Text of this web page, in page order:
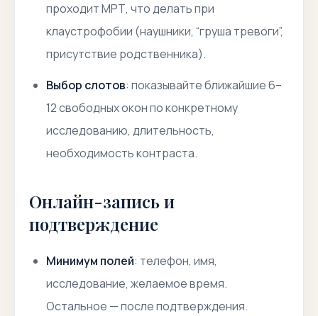
проходит МРТ, что делать при
клаустрофобии (наушники, “груша тревоги”,
присутствие родственника).
Выбор слотов: показывайте ближайшие 6–
12 свободных окон по конкретному
исследованию, длительность,
необходимость контраста.
Онлайн-запись и
подтверждение
Минимум полей: телефон, имя,
исследование, желаемое время.
Остальное — после подтверждения.